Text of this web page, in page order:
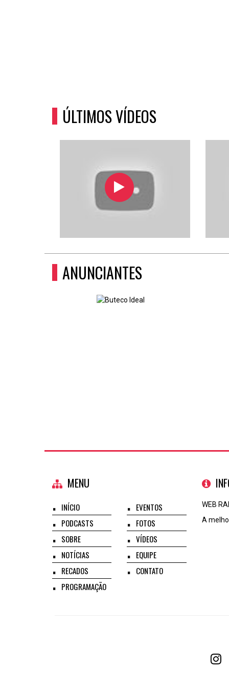
ÚLTIMOS VÍDEOS
ANUNCIANTES
MENU
INÍCIO
PODCASTS
SOBRE
NOTÍCIAS
RECADOS
PROGRAMAÇÃO
EVENTOS
FOTOS
VÍDEOS
EQUIPE
CONTATO
WEB
A